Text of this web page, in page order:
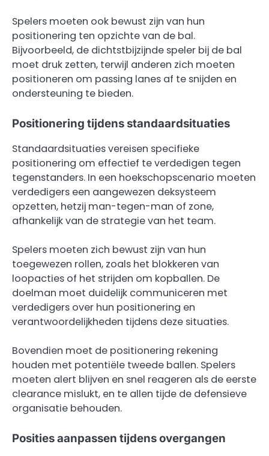
Spelers moeten ook bewust zijn van hun
positionering ten opzichte van de bal.
Bijvoorbeeld, de dichtstbijzijnde speler bij de bal
moet druk zetten, terwijl anderen zich moeten
positioneren om passing lanes af te snijden en
ondersteuning te bieden.
Positionering tijdens standaardsituaties
Standaardsituaties vereisen specifieke
positionering om effectief te verdedigen tegen
tegenstanders. In een hoekschopscenario moeten
verdedigers een aangewezen deksysteem
opzetten, hetzij man-tegen-man of zone,
afhankelijk van de strategie van het team.
Spelers moeten zich bewust zijn van hun
toegewezen rollen, zoals het blokkeren van
loopacties of het strijden om kopballen. De
doelman moet duidelijk communiceren met
verdedigers over hun positionering en
verantwoordelijkheden tijdens deze situaties.
Bovendien moet de positionering rekening
houden met potentiële tweede ballen. Spelers
moeten alert blijven en snel reageren als de eerste
clearance mislukt, en te allen tijde de defensieve
organisatie behouden.
Posities aanpassen tijdens overgangen